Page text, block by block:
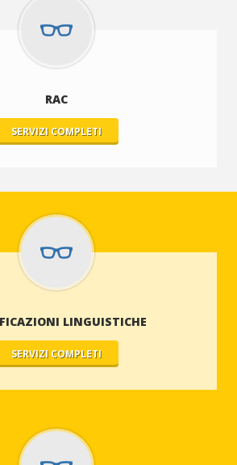
RAC
SERVIZI COMPLETI
LINGUISTICHE
SERVIZI COMPLETI